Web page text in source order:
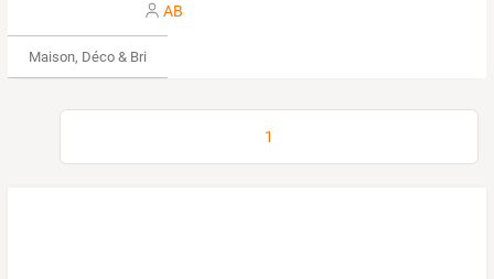
AB
Maison, Déco & Bricolage
1